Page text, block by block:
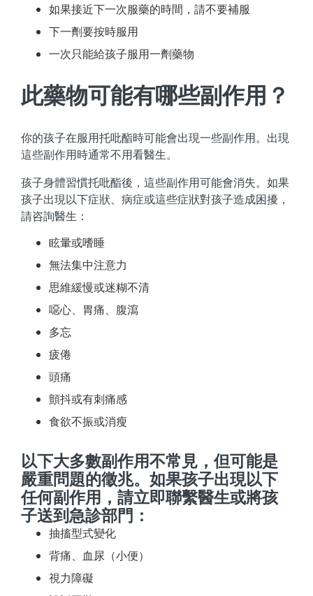
如果接近下一次服藥的時間，請不要補服
下一劑要按時服用
一次只能給孩子服用一劑藥物
此藥物可能有哪些副作用？
你的孩子在服用托吡酯時可能會出現一些副作用。出現
這些副作用時通常不用看醫生。
孩子身體習慣托吡酯後，這些副作用可能會消失。如果
孩子出現以下症狀、病症或這些症狀對孩子造成困擾，
請咨詢醫生：
眩暈或嗜睡
無法集中注意力
思維緩慢或迷糊不清
噁心、胃痛、腹瀉
多忘
疲倦
頭痛
顫抖或有刺痛感
食欲不振或消瘦
以下大多數副作用不常見，但可能是
嚴重問題的徵兆。如果孩子出現以下
任何副作用，請立即聯繫醫生或將孩
子送到急診部門：
抽搐型式變化
背痛、血尿（小便）
視力障礙